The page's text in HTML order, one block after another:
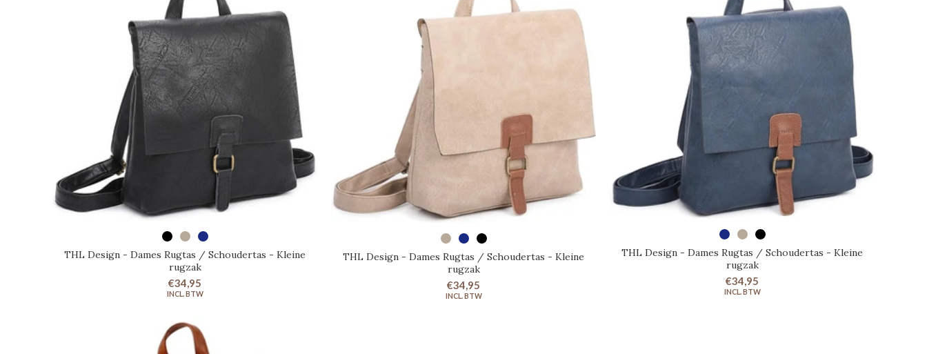
SELECTEER OPTIES
THL Design - Dames Rugtas / Schoudertas - Kleine
rugzak
€34,95
SELECTEER OPTIES
THL Design - Dames Rugtas / Schoudertas - Kleine
rugzak
€34,95
SELECTEER OPTIES
THL Design - Dames Rugtas / Schoudertas - Kleine
rugzak
€34,95